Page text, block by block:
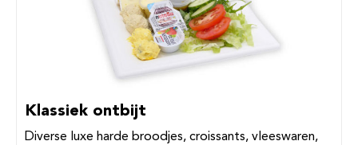
Klassiek ontbijt
Diverse luxe harde broodjes, croissants, vleeswaren,